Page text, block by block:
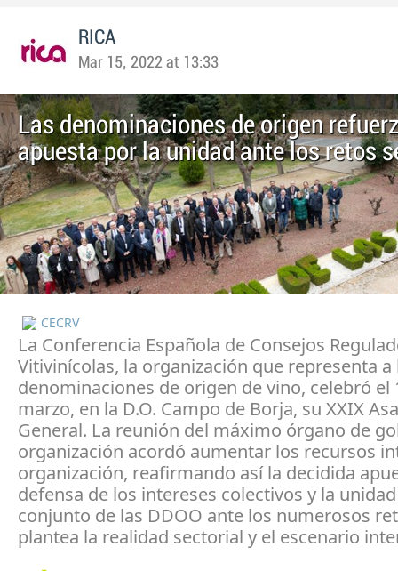
RICA
Mar 15, 2022 at 13:33
Las denominaciones de origen
apuesta por la unidad ante los retos
CECRV
La Conferencia Española de Consejos
Vitivinícolas, la organización que representa a
denominaciones de origen de vino, celebró el
marzo, en la D.O. Campo de Borja, su XXIX
General. La reunión del máximo órgano de
organización acordó aumentar los recursos
organización, reafirmando así la decidida
defensa de los intereses colectivos y la
conjunto de las DDOO ante los numerosos
plantea la realidad sectorial y el escenario